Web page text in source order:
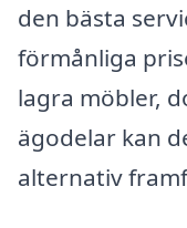
den bästa
förmånliga
lagra möbler,
ägodelar kan
alternativ